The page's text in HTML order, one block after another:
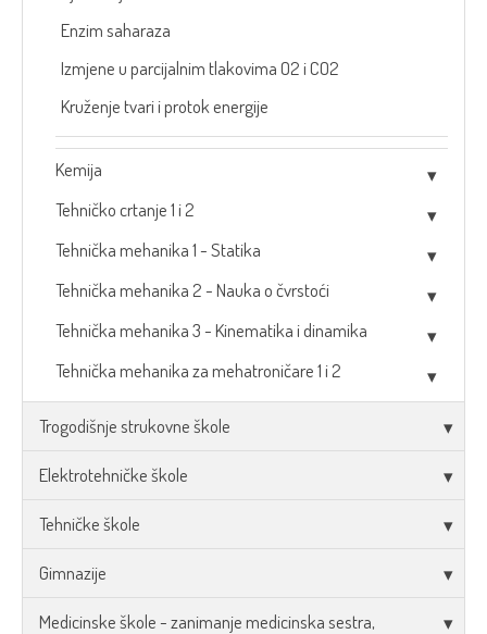
Enzim saharaza
Izmjene u parcijalnim tlakovima O2 i CO2
Kruženje tvari i protok energije
Kemija
Tehničko crtanje 1 i 2
Tehnička mehanika 1 - Statika
Tehnička mehanika 2 - Nauka o čvrstoći
Tehnička mehanika 3 - Kinematika i dinamika
Tehnička mehanika za mehatroničare 1 i 2
Trogodišnje strukovne škole
Elektrotehničke škole
Tehničke škole
Gimnazije
Medicinske škole - zanimanje medicinska sestra,